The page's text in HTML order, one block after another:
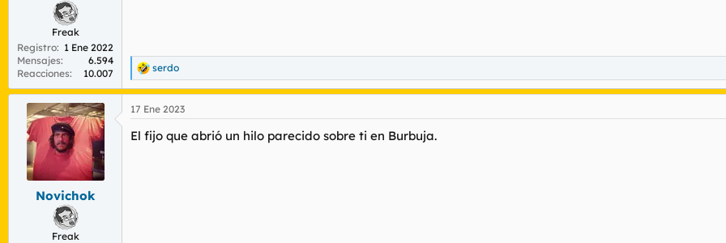
Freak
Registro
1 Ene 2022
Mensajes
6.594
Reacciones
10.007
R
e
a
c
i
serdo
Novichok
Freak
17 Ene 2023
El fijo que abrió un hilo parecido sobre ti en Burbuja.